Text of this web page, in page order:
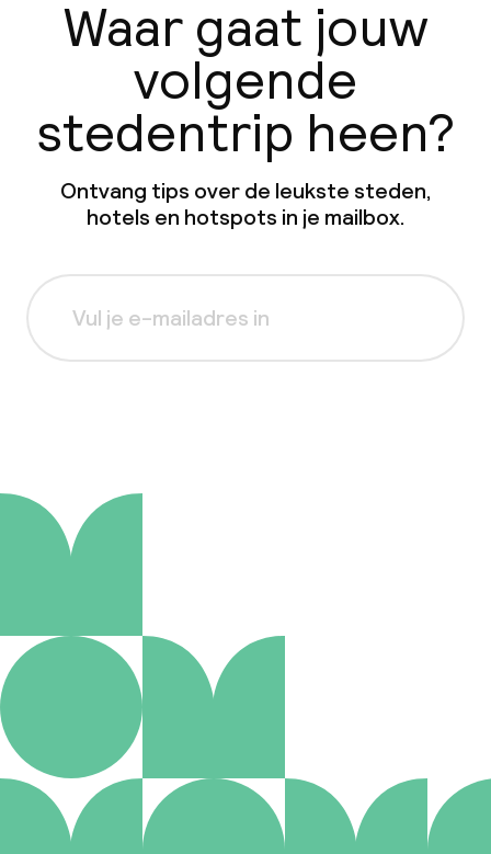
Waar gaat jouw
volgende
stedentrip heen?
Ontvang tips over de leukste steden,
hotels en hotspots in je mailbox.